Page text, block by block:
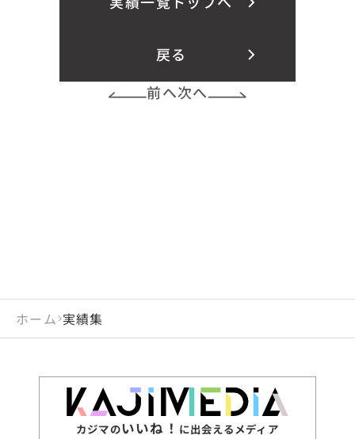
戻る
前へ次へ
ホーム 実績集
カジマのいいね！ に出会えるメディア